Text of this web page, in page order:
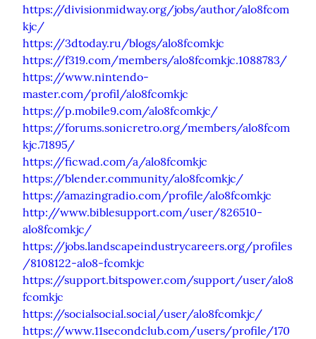
https://divisionmidway.org/jobs/author/alo8fcom
kjc/
https://3dtoday.ru/blogs/alo8fcomkjc
https://f319.com/members/alo8fcomkjc.1088783/
https://www.nintendo-
master.com/profil/alo8fcomkjc
https://p.mobile9.com/alo8fcomkjc/
https://forums.sonicretro.org/members/alo8fcom
kjc.71895/
https://ficwad.com/a/alo8fcomkjc
https://blender.community/alo8fcomkjc/
https://amazingradio.com/profile/alo8fcomkjc
http://www.biblesupport.com/user/826510-
alo8fcomkjc/
https://jobs.landscapeindustrycareers.org/profiles
/8108122-alo8-fcomkjc
https://support.bitspower.com/support/user/alo8
fcomkjc
https://socialsocial.social/user/alo8fcomkjc/
https://www.11secondclub.com/users/profile/170